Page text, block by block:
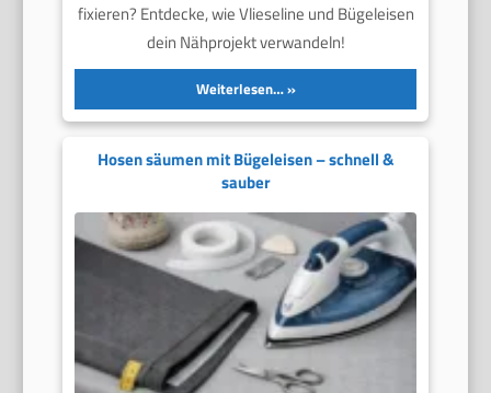
fixieren? Entdecke, wie Vlieseline und Bügeleisen
dein Nähprojekt verwandeln!
Weiterlesen…
Hosen säumen mit Bügeleisen – schnell &
sauber